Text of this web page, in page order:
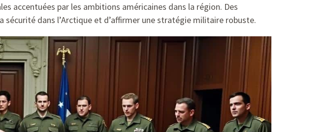
accentuées par les ambitions américaines dans la région. Des
dans l’Arctique et d’affirmer une stratégie militaire robuste.